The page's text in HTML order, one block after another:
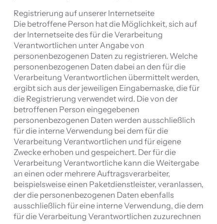
Registrierung auf unserer Internetseite
Die betroffene Person hat die Möglichkeit, sich auf
der Internetseite des für die Verarbeitung
Verantwortlichen unter Angabe von
personenbezogenen Daten zu registrieren. Welche
personenbezogenen Daten dabei an den für die
Verarbeitung Verantwortlichen übermittelt werden,
ergibt sich aus der jeweiligen Eingabemaske, die für
die Registrierung verwendet wird. Die von der
betroffenen Person eingegebenen
personenbezogenen Daten werden ausschließlich
für die interne Verwendung bei dem für die
Verarbeitung Verantwortlichen und für eigene
Zwecke erhoben und gespeichert. Der für die
Verarbeitung Verantwortliche kann die Weitergabe
an einen oder mehrere Auftragsverarbeiter,
beispielsweise einen Paketdienstleister, veranlassen,
der die personenbezogenen Daten ebenfalls
ausschließlich für eine interne Verwendung, die dem
für die Verarbeitung Verantwortlichen zuzurechnen